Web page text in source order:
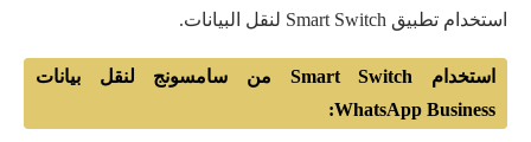
استخدام تطبيق Smart Switch لنقل البيانات.
استخدام Smart Switch من سامسونج لنقل بيانات
WhatsApp Business: